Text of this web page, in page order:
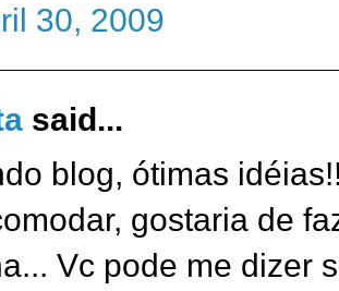
30, 2009
said...
blog, ótimas
gostaria de
Vc pode me dizer